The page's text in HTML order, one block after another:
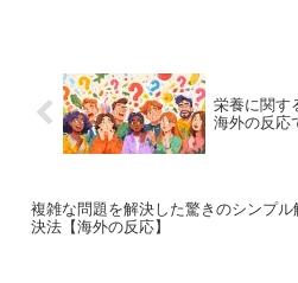
栄養に関す
海外の反応
複雑な問題を解決した驚きのシンプル
決法【海外の反応】